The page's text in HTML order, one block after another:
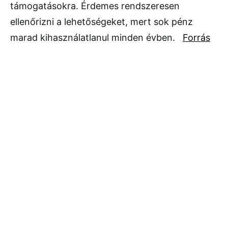
támogatásokra. Érdemes rendszeresen
ellenőrizni a lehetőségeket, mert sok pénz
marad kihasználatlanul minden évben. Forrás